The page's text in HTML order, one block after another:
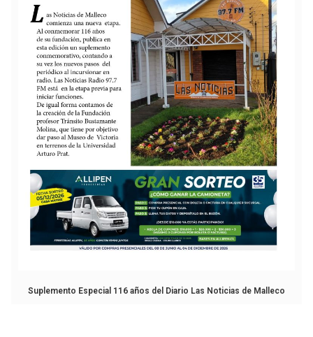
Suplemento Especial 116 años del Diario Las Noticias de Malleco